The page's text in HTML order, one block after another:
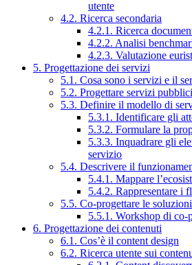
utente
4.2. Ricerca secondaria
4.2.1. Ricerca
4.2.2. Analisi
4.2.3. Valutazione
5. Progettazione dei servizi
5.1. Cosa sono i servizi e il
5.2. Progettare servizi
5.3. Definire il modello di
5.3.1. Identificare gli
5.3.2. Formulare la
5.3.3. Inquadrare gli
servizio
5.4. Descrivere il
5.4.1. Mappare
5.4.2. Rappresentare i
5.5. Co-progettare le soluzioni
5.5.1. Workshop di co-
6. Progettazione dei contenuti
6.1. Cos’è il content design
6.2. Ricerca utente sui